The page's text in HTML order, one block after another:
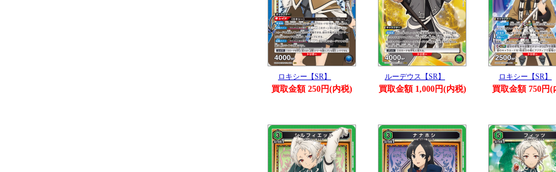
ロキシー【SR】
買取金額 250円(内税)
ルーデウス【SR】
買取金額 1,000円(内税)
ロキシー【SR】
買取金額 750円(